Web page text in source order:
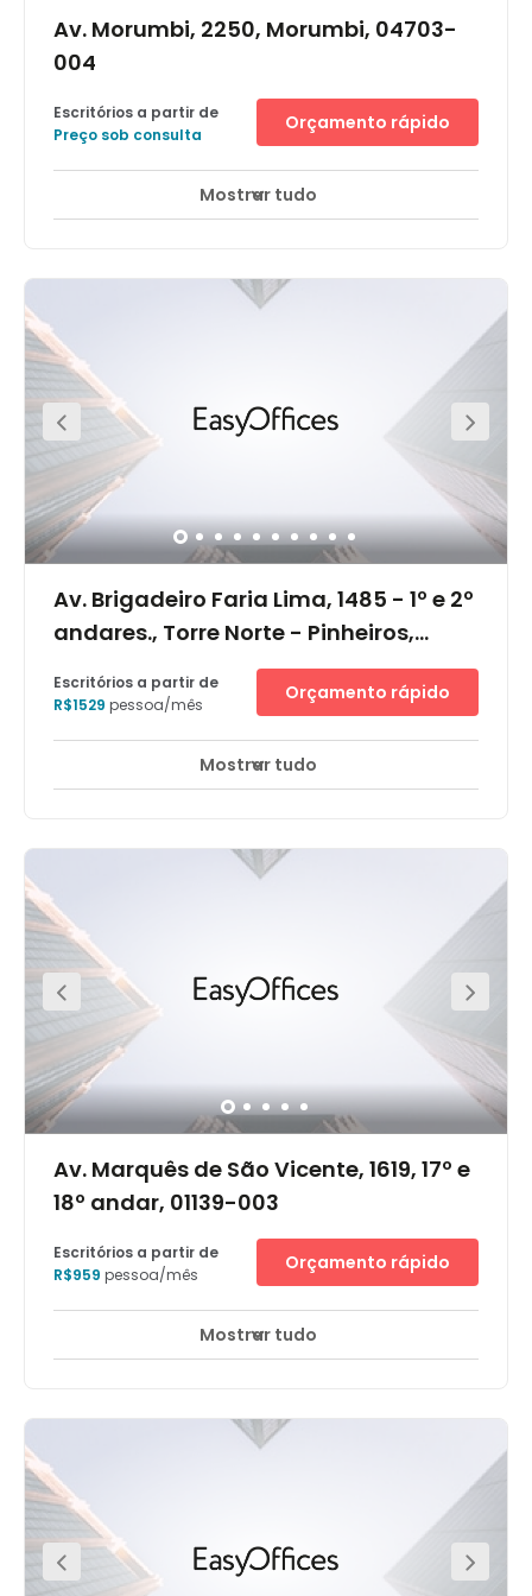
Av. Morumbi, 2250, Morumbi, 04703-
004
Escritórios a partir de
Preço sob consulta
Orçamento rápido
Mostrar tudo
Av. Brigadeiro Faria Lima, 1485 - 1º e 2º
andares., Torre Norte - Pinheiros,
Monitorização CCTV 24 horas Elevador
Largo da Batata, uma localidade bastante
movimentada, próxima de todas as áreas comerciais
equipados, prontos para começar a trabalhar- área de
coworking e business lounges totalmente equipados-
salas de reunião- acesso à internet rápida graças aos
serviços de TI da Regus- suporte administrativo quando
solicitado- acesso às principais linhas de ônibus-
áreas de descanso- serviços de concierge na recepção
do edifício- estacionamento seguro com serviço de
manobrista
Escritórios a partir de
R$1529 pessoa/mês
Orçamento rápido
Mostrar tudo
Av. Marquês de São Vicente, 1619, 17º e
18º andar, 01139-003
Escritórios a partir de
R$959 pessoa/mês
Orçamento rápido
Mostrar tudo